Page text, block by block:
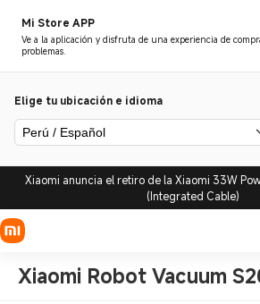
Mi Store APP
Ve a la aplicación y disfruta de una experiencia de
problemas.
Elige tu ubicación e idioma
Perú / Español
Xiaomi anuncia el retiro de la Xiaomi 33W
(Integrated Cable)
Xiaomi Robot Vacuum